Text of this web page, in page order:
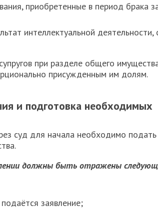
приобретенные в период брака
интеллектуальной деятельности,
при разделе общего
присужденным им долям.
и подготовка необходимых
суд для начала необходимо подать
должны быть отражены
заявление;